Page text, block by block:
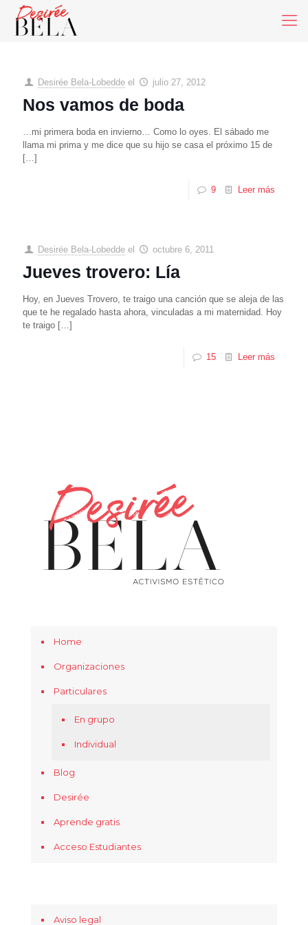
Desirée Bela-Lobedde el julio 27, 2012
Nos vamos de boda
…mi primera boda en invierno… Como lo oyes. El sábado me
llama mi prima y me dice que su hijo se casa el próximo 15 de
[…]
9 Leer más
Desirée Bela-Lobedde el octubre 6, 2011
Jueves trovero: Lía
Hoy, en Jueves Trovero, te traigo una canción que se aleja de las
que te he regalado hasta ahora, vinculadas a mi maternidad. Hoy
te traigo […]
15 Leer más
Home
Organizaciones
Particulares
En grupo
Individual
Blog
Desirée
Aprende gratis
Acceso Estudiantes
Aviso legal